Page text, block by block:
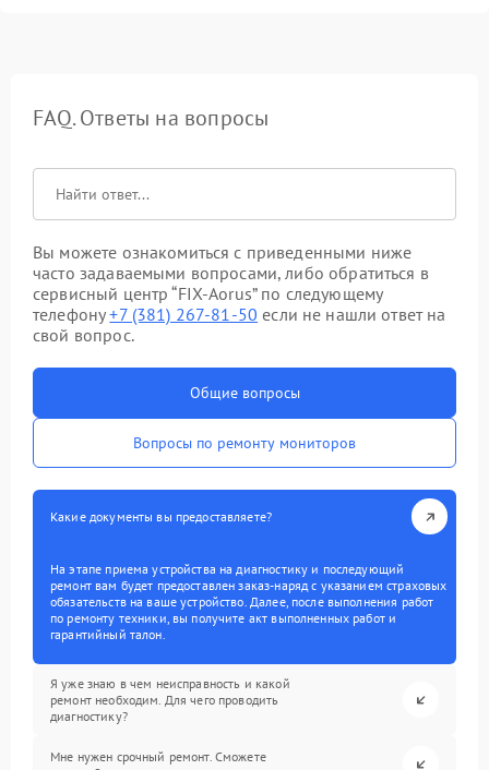
FAQ. Ответы на вопросы
Вы можете ознакомиться с приведенными ниже
часто задаваемыми вопросами, либо обратиться в
сервисный центр “FIX-Aorus” по следующему
телефону+7 (381) 267-81-50 если не нашли ответ на
свой вопрос.
Общие вопросы
Вопросы по ремонту мониторов
Какие документы вы предоставляете?
На этапе приема устройства на диагностику и последующий
ремонт вам будет предоставлен заказ-наряд с указанием страховых
обязательств на ваше устройство. Далее, после выполнения работ
по ремонту техники, вы получите акт выполненных работ и
гарантийный талон.
Я уже знаю в чем неисправность и какой
ремонт необходим. Для чего проводить
диагностику?
Мне нужен срочный ремонт. Сможете